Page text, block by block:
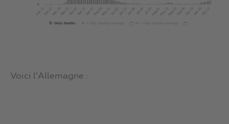
Voici l’Allemagne :